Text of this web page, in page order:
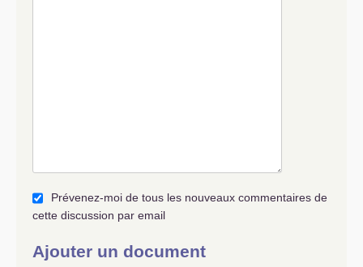
Prévenez-moi de tous les nouveaux commentaires de
cette discussion par email
Ajouter un document